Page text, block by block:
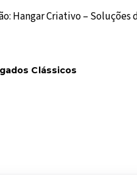
Hangar Criativo –
Clássicos